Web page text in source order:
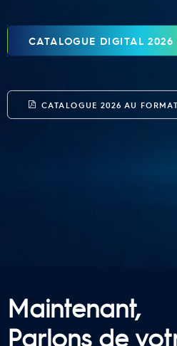
CATALOGUE DIGITAL 2026
CATALOGUE 2026 AU
Maintenant,
Parlons de